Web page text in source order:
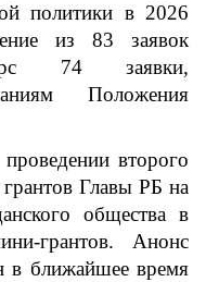
политики в 2026
из 83 заявок
74 заявки,
Положения
второго
грантов Главы РБ на
общества в
грантов. Анонс
в ближайшее время